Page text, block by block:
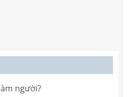
người?